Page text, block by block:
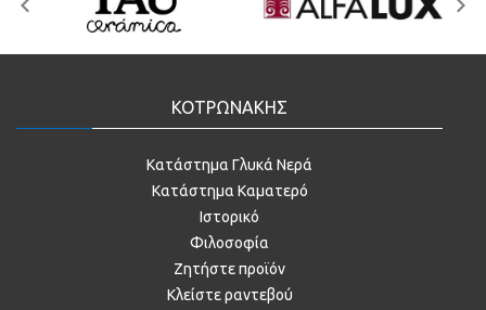
ΚΟΤΡΩΝΑΚΗΣ
Κατάστημα Γλυκά Νερά
Κατάστημα Καματερό
Ιστορικό
Φιλοσοφία
Ζητήστε προϊόν
Κλείστε ραντεβού